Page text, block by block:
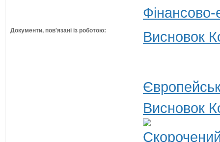
Документи, пов'язані із роботою: Висновок
Висновок